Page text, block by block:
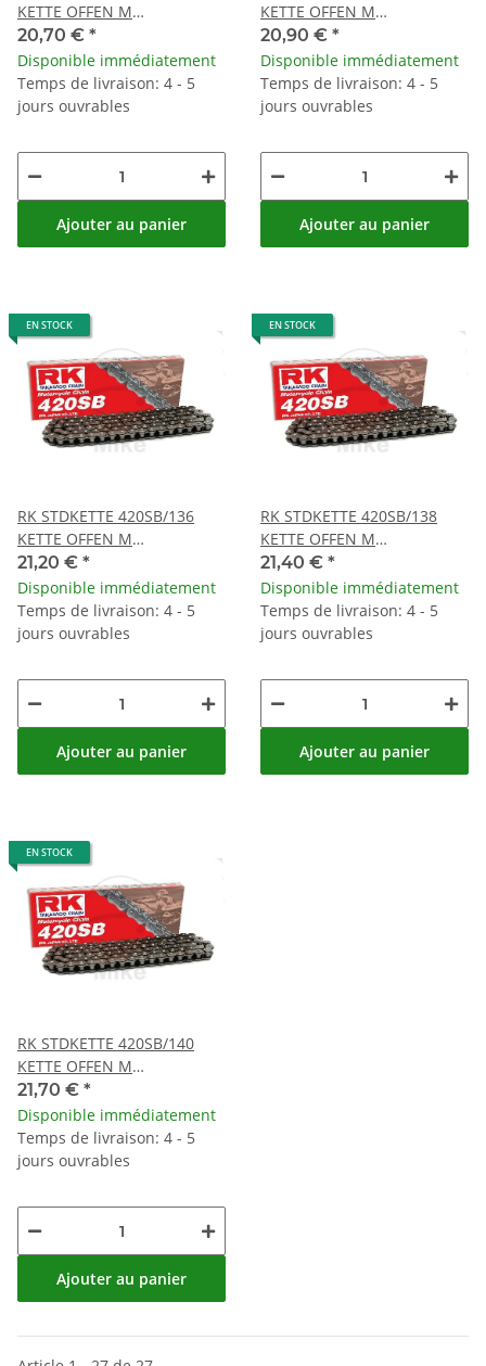
KETTE OFFEN M
CLIPSCHLOSS
20,70 € *
Disponible immédiatement
Temps de livraison: 4 - 5
jours ouvrables
Ajouter au panier
KETTE OFFEN M
CLIPSCHLOSS
20,90 € *
Disponible immédiatement
Temps de livraison: 4 - 5
jours ouvrables
Ajouter au panier
EN STOCK
RK STDKETTE 420SB/136
KETTE OFFEN M
CLIPSCHLOSS
21,20 € *
Disponible immédiatement
Temps de livraison: 4 - 5
jours ouvrables
Ajouter au panier
EN STOCK
RK STDKETTE 420SB/138
KETTE OFFEN M
CLIPSCHLOSS
21,40 € *
Disponible immédiatement
Temps de livraison: 4 - 5
jours ouvrables
Ajouter au panier
EN STOCK
RK STDKETTE 420SB/140
KETTE OFFEN M
CLIPSCHLOSS
21,70 € *
Disponible immédiatement
Temps de livraison: 4 - 5
jours ouvrables
Ajouter au panier